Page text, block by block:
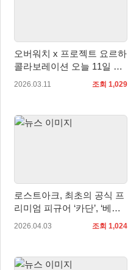
오버워치 x 프로젝트 요르하
콜라보레이션 오늘 11일 출
시
2026.03.11 조회 1,029
로스트아크, 최초의 공식 프
리미엄 피규어 ‘카단’, ‘베아
트리스’ 출시
2026.04.03 조회 1,024